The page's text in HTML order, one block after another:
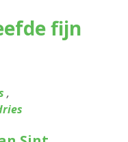
fijn
,